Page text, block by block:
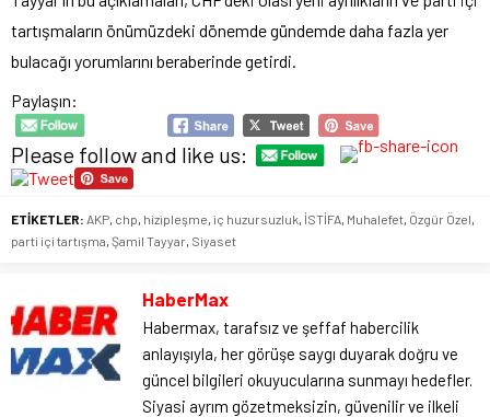
tartışmaların önümüzdeki dönemde gündemde daha fazla yer
bulacağı yorumlarını beraberinde getirdi.
Paylaşın:
Please follow and like us:
ETİKETLER: AKP chp hizipleşme iç huzursuzluk İSTİFA Muhalefet Özgür Özel
parti içi tartışma Şamil Tayyar Siyaset
HaberMax
Habermax, tarafsız ve şeffaf habercilik
anlayışıyla, her görüşe saygı duyarak doğru ve
güncel bilgileri okuyucularına sunmayı hedefler.
Siyasi ayrım gözetmeksizin, güvenilir ve ilkeli